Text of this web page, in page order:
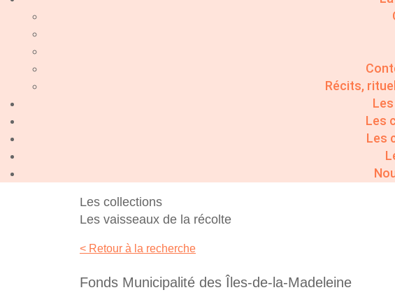
Récits,
Les
Les
Les collections
Les vaisseaux de la récolte
< Retour à la recherche
Fonds Municipalité des Îles-de-la-Madeleine